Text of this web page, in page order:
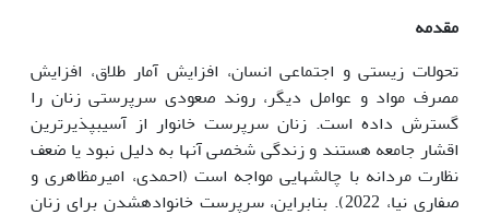
مقدمه
تحولات زیستی و اجتماعی انسان، افزایش آمار طلاق، افزایش
مصرف مواد و عوامل دیگر، روند صعودی سرپرستی زنان را
گسترش داده است. زنان سرپرست خانوار از آسیبپذیرترین
اقشار جامعه هستند و زندگی شخصی آنها به دلیل نبود یا ضعف
نظارت مردانه با چالشهایی مواجه است (احمدی، امیرمظاهری و
صفاری نیا، 2022). بنابراین، سرپرست خانواده
شدن برای زنان